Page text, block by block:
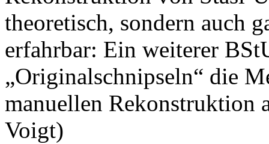
theoretisch, sondern auch
erfahrbar: Ein weiterer
„Originalschnipseln“ die
manuellen Rekonstruktion
Voigt)